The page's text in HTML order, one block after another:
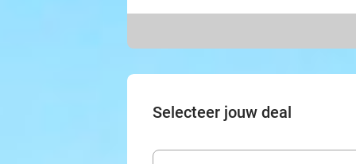
Selecteer jouw deal